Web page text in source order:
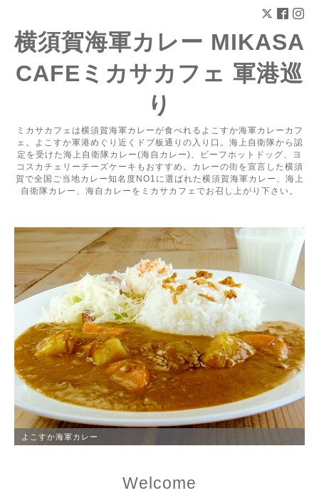
横須賀海軍カレー MIKASA
CAFEミカサカフェ 軍港巡
り
ミカサカフェは横須賀海軍カレーが食べれるよこすか海軍カレーカフ
ェ。よこすか軍港めぐり近くドブ板通りの入り口。海上自衛隊から認
定を受けた海上自衛隊カレー(海自カレー)、ビーフホットドッグ、ヨ
コスカチェリーチーズケーキもおすすめ。カレーの街を宣言した横須
賀で全国ご当地カレー知名度NO1に選ばれた横須賀海軍カレー、海上
自衛隊カレー、海自カレーをミカサカフェでお召し上がり下さい。
よこすか海軍カレー
Welcome